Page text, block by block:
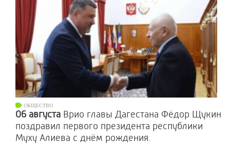
ОБЩЕСТВО
06 августа Врио главы Дагестана Фёдор Щукин
поздравил первого президента республики
Муху Алиева с днём рождения.